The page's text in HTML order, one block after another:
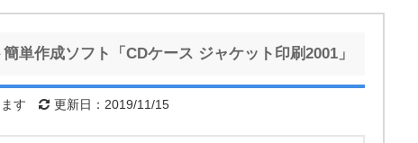
単作成ソフト「CDケース ジャケット印刷2001」
す 更新日：2019/11/15